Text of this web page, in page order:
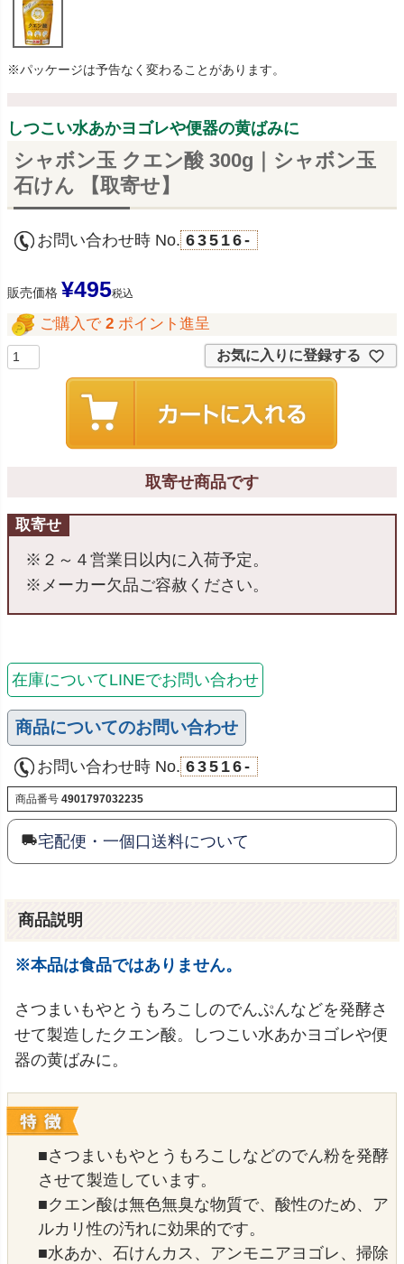
※パッケージは予告なく変わることがあります。
しつこい水あかヨゴレや便器の黄ばみに
シャボン玉 クエン酸 300g｜シャボン玉
石けん 【取寄せ】
お問い合わせ時 No. 63516-
販売価格 ¥495税込
ご購入で 2 ポイント進呈
お気に入りに登録する
取寄せ商品です
取寄せ
※２～４営業日以内に入荷予定。
※メーカー欠品ご容赦ください。
在庫についてLINEでお問い合わせ
商品についてのお問い合わせ
お問い合わせ時 No. 63516-
商品番号 4901797032235
宅配便・一個口送料について
商品説明
※本品は食品ではありません。
さつまいもやとうもろこしのでんぷんなどを発酵さ
せて製造したクエン酸。しつこい水あかヨゴレや便
器の黄ばみに。
■さつまいもやとうもろこしなどのでん粉を発酵
させて製造しています。
■クエン酸は無色無臭な物質で、酸性のため、ア
ルカリ性の汚れに効果的です。
■水あか、石けんカス、アンモニアヨゴレ、掃除